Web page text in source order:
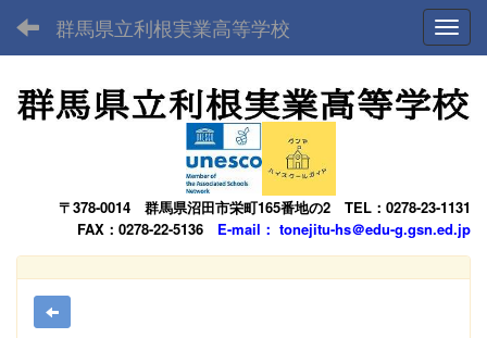
群馬県立利根実業高等学校
〒378-0014 群馬県沼田市栄町165番地の2 TEL：0278-23-1131
FAX：0278-22-5136 E-mail： tonejitu-hs＠edu-g.gsn.ed.jp